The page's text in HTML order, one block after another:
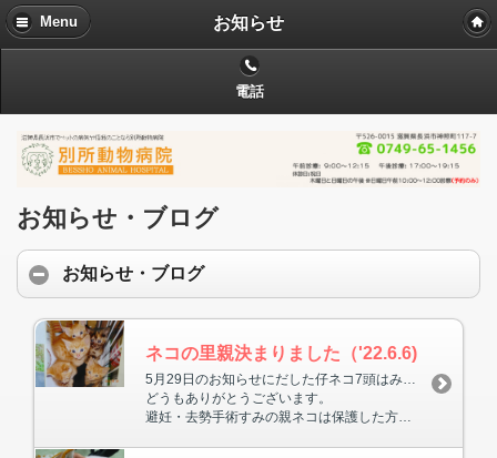
Menu お知らせ
電話
お知らせ・ブログ
お知らせ・ブログ
ネコの里親決まりました（'22.6.6)
5月29日のお知らせにだした仔ネコ7頭はみんな里親が決まりました。
どうもありがとうございます。
避妊・去勢手術すみの親ネコは保護した方が飼うことになりました。